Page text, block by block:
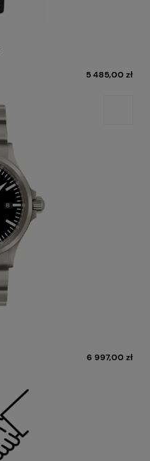
5 485,00 zł
6 997,00 zł